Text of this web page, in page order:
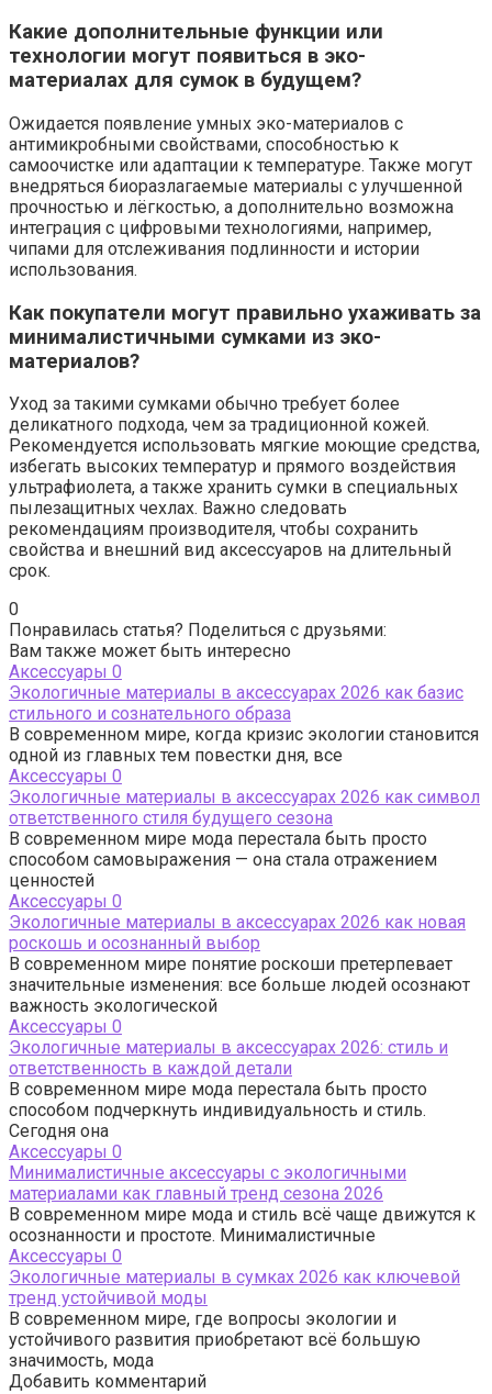
Какие дополнительные функции или
технологии могут появиться в эко-
материалах для сумок в будущем?
Ожидается появление умных эко-материалов с
антимикробными свойствами, способностью к
самоочистке или адаптации к температуре. Также могут
внедряться биоразлагаемые материалы с улучшенной
прочностью и лёгкостью, а дополнительно возможна
интеграция с цифровыми технологиями, например,
чипами для отслеживания подлинности и истории
использования.
Как покупатели могут правильно ухаживать за
минималистичными сумками из эко-
материалов?
Уход за такими сумками обычно требует более
деликатного подхода, чем за традиционной кожей.
Рекомендуется использовать мягкие моющие средства,
избегать высоких температур и прямого воздействия
ультрафиолета, а также хранить сумки в специальных
пылезащитных чехлах. Важно следовать
рекомендациям производителя, чтобы сохранить
свойства и внешний вид аксессуаров на длительный
срок.
0
Понравилась статья? Поделиться с друзьями:
Вам также может быть интересно
Аксессуары 0
Экологичные материалы в аксессуарах 2026 как базис
стильного и сознательного образа
В современном мире, когда кризис экологии становится
одной из главных тем повестки дня, все
Аксессуары 0
Экологичные материалы в аксессуарах 2026 как символ
ответственного стиля будущего сезона
В современном мире мода перестала быть просто
способом самовыражения — она стала отражением
ценностей
Аксессуары 0
Экологичные материалы в аксессуарах 2026 как новая
роскошь и осознанный выбор
В современном мире понятие роскоши претерпевает
значительные изменения: все больше людей осознают
важность экологической
Аксессуары 0
Экологичные материалы в аксессуарах 2026: стиль и
ответственность в каждой детали
В современном мире мода перестала быть просто
способом подчеркнуть индивидуальность и стиль.
Сегодня она
Аксессуары 0
Минималистичные аксессуары с экологичными
материалами как главный тренд сезона 2026
В современном мире мода и стиль всё чаще движутся к
осознанности и простоте. Минималистичные
Аксессуары 0
Экологичные материалы в сумках 2026 как ключевой
тренд устойчивой моды
В современном мире, где вопросы экологии и
устойчивого развития приобретают всё большую
значимость, мода
Добавить комментарий